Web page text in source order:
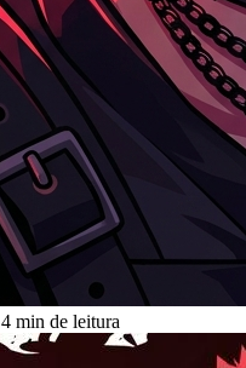
4 min de leitura